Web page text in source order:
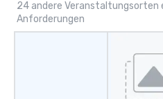
24 andere Veranstaltungsorten
Anforderungen